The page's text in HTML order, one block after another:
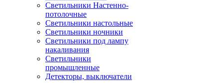
Светильники Настенно-
потолочные
Светильники настольные
Светильники ночники
Светильники под лампу
накаливания
Светильники
промышленные
Детекторы, выключатели